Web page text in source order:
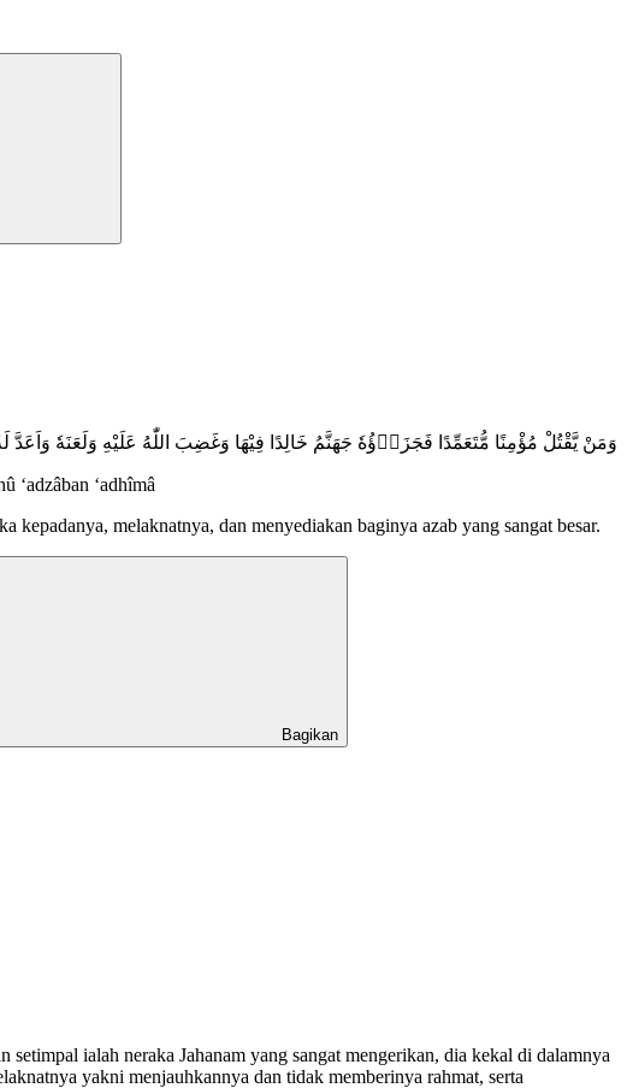
وَمَنْ يَّقْتُلْ مُؤْمِنًا مُّتَعَمِّدًا فَجَزَاۤؤُهٗ جَهَنَّمُ خَالِدًا فِيْهَا وَغَضِبَ اللّٰهُ عَلَيْهِ وَلَعَنَهٗ وَاَعَدَّ
‘adzâban ‘adhîmâ
melaknatnya, dan menyediakan baginya azab yang sangat besar.
Bagikan
ialah neraka Jahanam yang sangat mengerikan, dia kekal di dalamnya
yakni menjauhkannya dan tidak memberinya rahmat, serta